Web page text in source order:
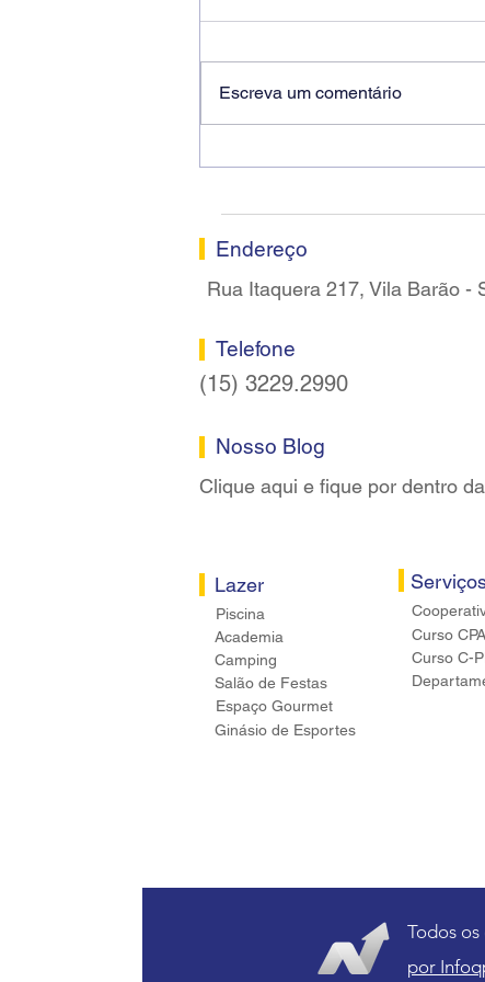
Escreva um comentário
Endereço
Rua Itaquera 217, Vila Barão -
Telefone
(15) 3229.2990
Nosso Blog
Clique aqui e fique por dentro
Lazer
Piscina
Academia
Camping
Salão de Festas
Espaço Gourmet
Ginásio de Esportes
Curso CPA
Curso C-
Todos
por